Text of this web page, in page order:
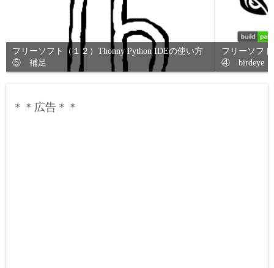
フリーソフト（１２）Thonny Python IDEの使い方
⑤ 補足
フリーソフ
④ birdeye
＊＊広告＊＊